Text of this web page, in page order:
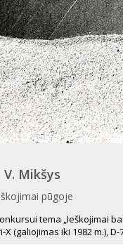
V. Mikšys
pūgoje
tema „Ieškojimai
X (galiojimas iki 1982 m.), D-